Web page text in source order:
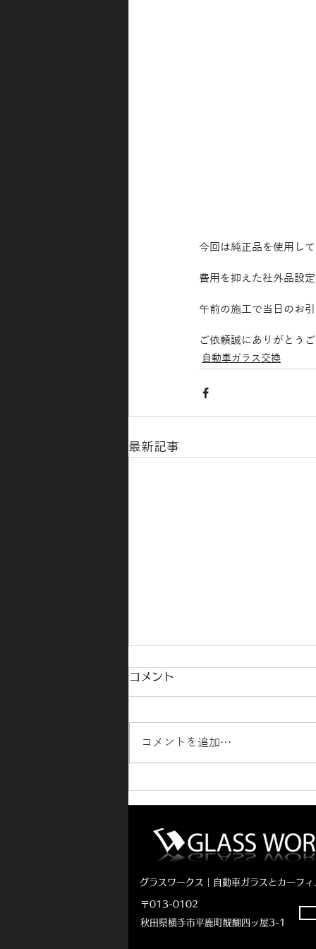
今回は純正品を使用し
費用を抑えた社外品設
午前の施工で当日のお引
ご依頼誠にありがとう
自動車ガラス交換
最新記事
ヴェゼルフロントガラス交換
コメント
コメントを追加…
グラスワークス｜自動車ガラスとカーフ
〒013-0102
秋田県横手市平鹿町醍醐四ッ屋3-1